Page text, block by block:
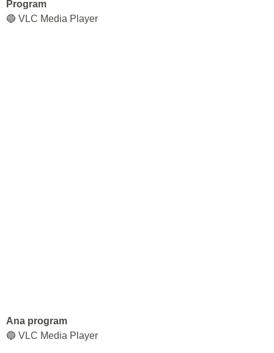
Program
🔵 VLC Media Player
Ana program
🔵 VLC Media Player